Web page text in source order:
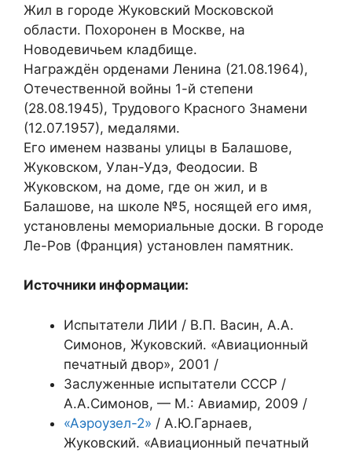
Жил в городе Жуковский Московской
области. Похоронен в Москве, на
Новодевичьем кладбище.
Награждён орденами Ленина (21.08.1964),
Отечественной войны 1-й степени
(28.08.1945), Трудового Красного Знамени
(12.07.1957), медалями.
Его именем названы улицы в Балашове,
Жуковском, Улан-Удэ, Феодосии. В
Жуковском, на доме, где он жил, и в
Балашове, на школе №5, носящей его имя,
установлены мемориальные доски. В городе
Ле-Ров (Франция) установлен памятник.
Источники информации:
Испытатели ЛИИ / В.П. Васин, А.А.
Симонов, Жуковский. «Авиационный
печатный двор», 2001 /
Заслуженные испытатели СССР /
А.А.Симонов, — М.: Авиамир, 2009 /
«Аэроузел-2» / А.Ю.Гарнаев,
Жуковский. «Авиационный печатный